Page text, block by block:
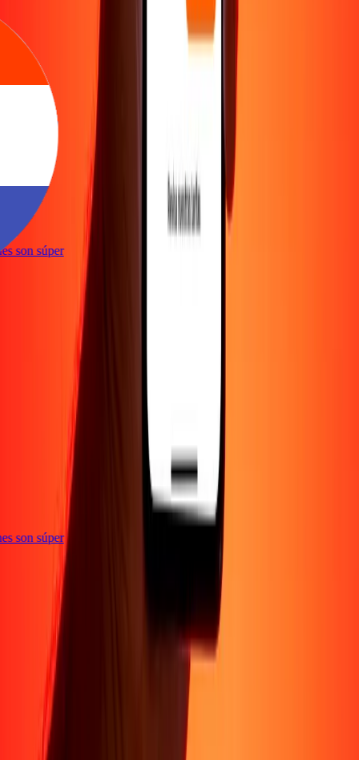
son súper
son súper
Acerca de
Conviértete en agenteConviértete en socio
Conviértete en socio estratégico
Carreras Promociones
Transferencia internacional de dinero
Soporte